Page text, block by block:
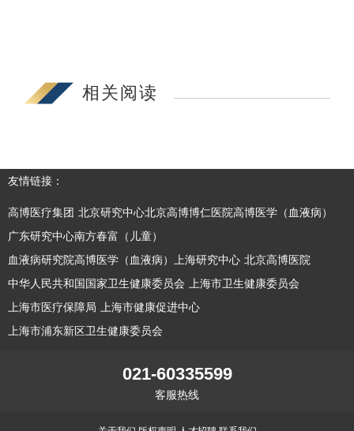
相关阅读
友情链接：
高博医疗集团 北京研究中心北京高博博仁医院高博医学（血液病）
广东研究中心南方春富（儿童）
血液病研究院高博医学（血液病）上海研究中心 北京高博医院
中华人民共和国国家卫生健康委员会
上海市卫生健康委员会
上海市医疗保障局
上海市健康促进中心
上海市浦东新区卫生健康委员会
021-60335599
客服热线